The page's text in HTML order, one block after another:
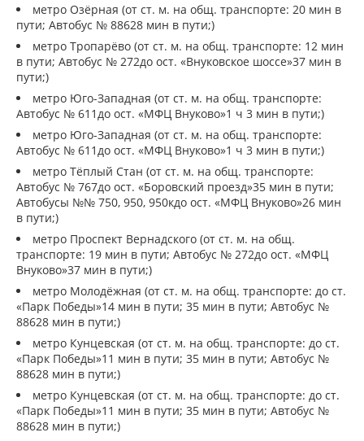
метро Озёрная (от ст. м. на общ. транспорте: 20 мин в
пути; Автобус № 88628 мин в пути;)
метро Тропарёво (от ст. м. на общ. транспорте: 12 мин
в пути; Автобус № 272до ост. «Внуковское шоссе»37 мин в
пути;)
метро Юго-Западная (от ст. м. на общ. транспорте:
Автобус № 611до ост. «МФЦ Внуково»1 ч 3 мин в пути;)
метро Юго-Западная (от ст. м. на общ. транспорте:
Автобус № 611до ост. «МФЦ Внуково»1 ч 3 мин в пути;)
метро Тёплый Стан (от ст. м. на общ. транспорте:
Автобус № 767до ост. «Боровский проезд»35 мин в пути;
Автобусы №№ 750, 950, 950кдо ост. «МФЦ Внуково»26 мин
в пути;)
метро Проспект Вернадского (от ст. м. на общ.
транспорте: 19 мин в пути; Автобус № 272до ост. «МФЦ
Внуково»37 мин в пути;)
метро Молодёжная (от ст. м. на общ. транспорте: до ст.
«Парк Победы»14 мин в пути; 35 мин в пути; Автобус №
88628 мин в пути;)
метро Кунцевская (от ст. м. на общ. транспорте: до ст.
«Парк Победы»11 мин в пути; 35 мин в пути; Автобус №
88628 мин в пути;)
метро Кунцевская (от ст. м. на общ. транспорте: до ст.
«Парк Победы»11 мин в пути; 35 мин в пути; Автобус №
88628 мин в пути;)